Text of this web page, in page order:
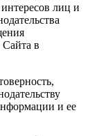
лиц и
в
и ее